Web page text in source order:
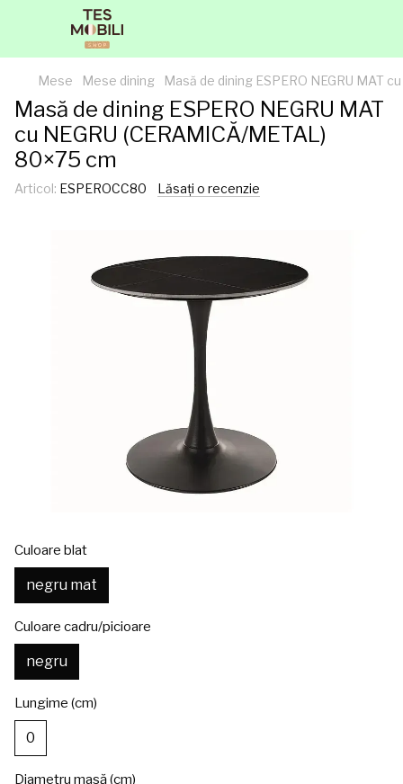
Mese Mese dining Masă de dining ESPERO NEGRU MAT
Masă de dining ESPERO NEGRU MAT
cu NEGRU (CERAMICĂ/METAL)
80×75 cm
Articol: ESPEROCC80 Lăsați o recenzie
Culoare blat
negru mat
Culoare cadru/picioare
negru
Lungime (cm)
0
Diametru masă (cm)